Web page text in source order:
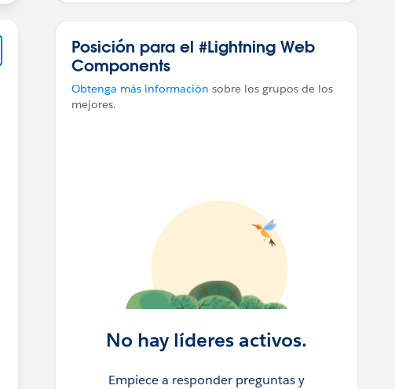
Posición para el #Lightning Web
Components
Obtenga más información sobre los grupos de los
mejores.
No hay líderes activos.
Empiece a responder preguntas y